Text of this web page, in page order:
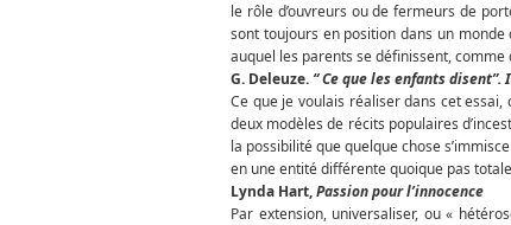
le rôle d’ouvreurs ou de fermeurs de
sont toujours en position dans un
auquel les parents se définissent, comme
G. Deleuze.“ Ce que les enfants
Ce que je voulais réaliser dans cet
deux modèles de récits populaires
la possibilité que quelque chose
en une entité différente quoique pas
Lynda Hart,Passion pour l’innocence
Par extension, universaliser, ou «